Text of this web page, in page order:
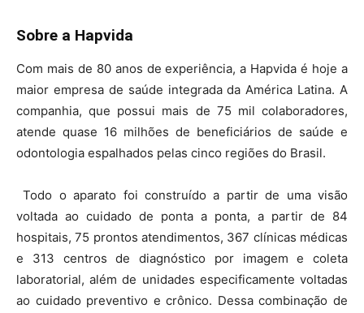
Sobre a Hapvida
Com mais de 80 anos de experiência, a Hapvida é hoje a
maior empresa de saúde integrada da América Latina. A
companhia, que possui mais de 75 mil colaboradores,
atende quase 16 milhões de beneficiários de saúde e
odontologia espalhados pelas cinco regiões do Brasil.
Todo o aparato foi construído a partir de uma visão
voltada ao cuidado de ponta a ponta, a partir de 84
hospitais, 75 prontos atendimentos, 367 clínicas médicas
e 313 centros de diagnóstico por imagem e coleta
laboratorial, além de unidades especificamente voltadas
ao cuidado preventivo e crônico. Dessa combinação de